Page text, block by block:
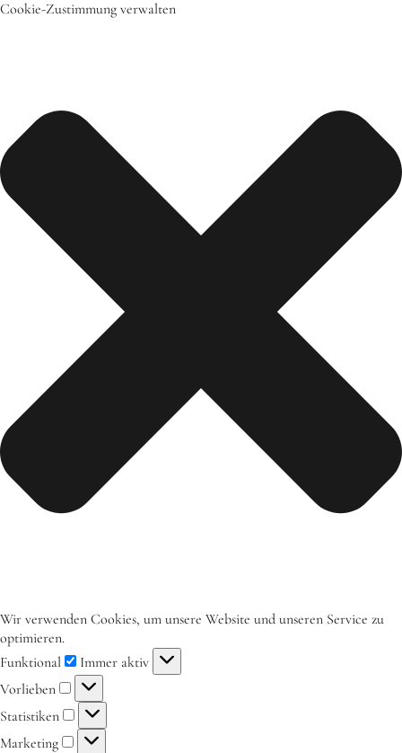
Cookie-Zustimmung verwalten
Wir verwenden Cookies, um unsere Website und unseren Service zu
optimieren.
Funktional
Immer aktiv
Vorlieben
Statistiken
Marketing
Daher komme ich
Anerkannt als “BNE”-Akteur
Aktuelles
Winterzauber